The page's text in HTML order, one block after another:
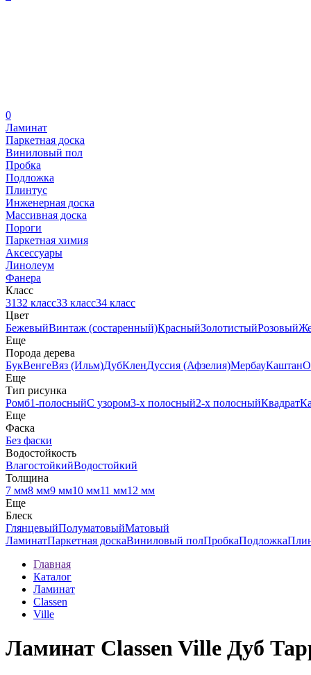
0
Ламинат
Паркетная доска
Виниловый пол
Пробка
Подложка
Плинтус
Инженерная доска
Массивная доска
Пороги
Паркетная химия
Аксессуары
Линолеум
Фанера
Класс
3132 класс33 класс34 класс
Цвет
БежевыйВинтаж (состаренный)КрасныйЗолотистыйРозовый
Еще
Порода дерева
БукВенгеВяз (Ильм)ДубКленДуссия (Афзелия)МербауКаштан
Еще
Тип рисунка
Ромб1-полосныйС узором3-х полосный2-х полосныйКвадрат
Еще
Фаска
Без фаски
Водостойкость
ВлагостойкийВодостойкий
Толщина
7 мм8 мм9 мм10 мм11 мм12 мм
Еще
Блеск
ГлянцевыйПолуматовыйМатовый
ЛаминатПаркетная доскаВиниловый полПробкаПодложка
Главная
Каталог
Ламинат
Classen
Ville
Ламинат Classen Ville Дуб